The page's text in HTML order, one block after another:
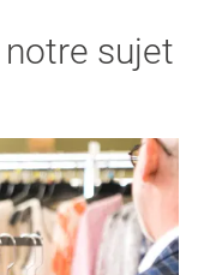
sujet